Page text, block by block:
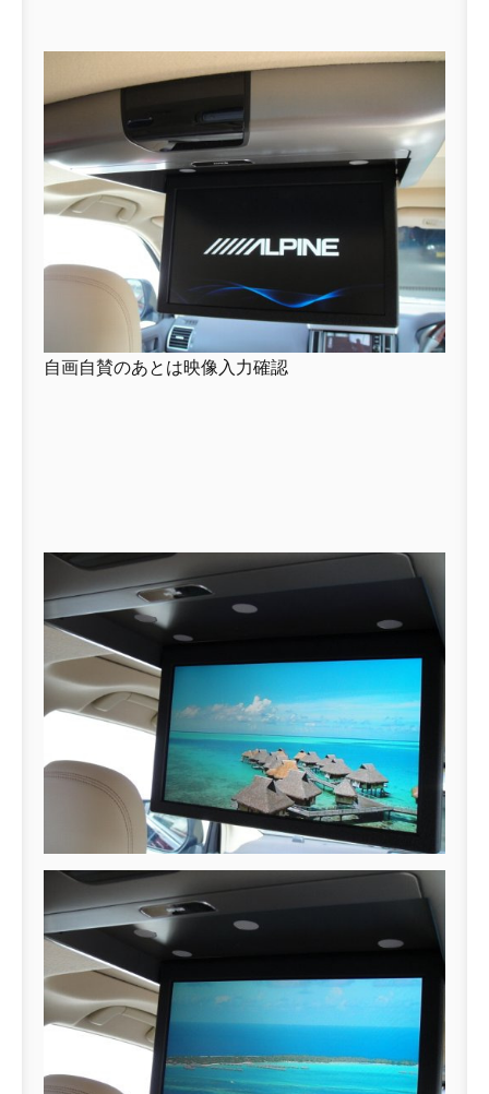
自画自賛のあとは映像入力確認